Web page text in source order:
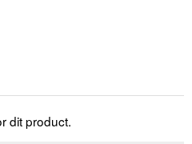
dit product.